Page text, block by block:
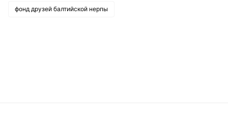
фонд друзей балтийской нерпы